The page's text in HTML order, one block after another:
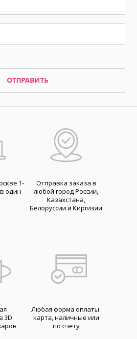
ОТПРАВИТЬ
1-
один
Отправка заказа в
любой город России,
Казахстана,
Белоруссии и Киргизии
3D
Любая форма оплаты:
карта, наличные или
по счету